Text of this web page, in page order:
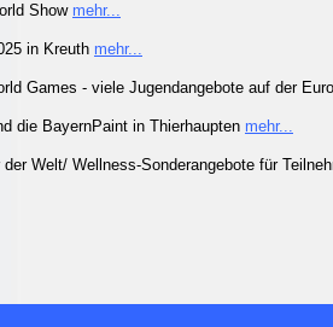
Show mehr...
in Kreuth mehr...
Games - viele Jugendangebote auf der
die BayernPaint in Thierhaupten mehr...
Welt/ Wellness-Sonderangebote für